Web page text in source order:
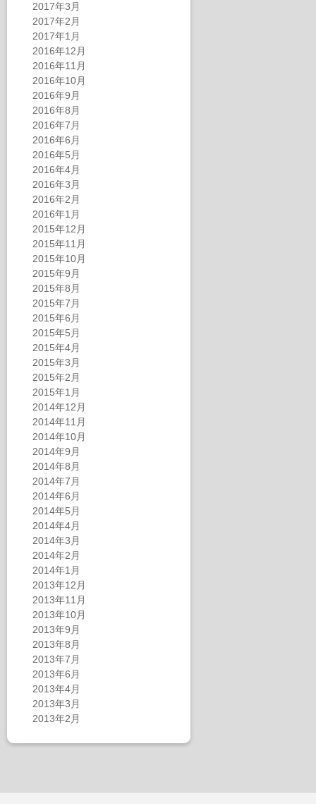
2017年3月
2017年2月
2017年1月
2016年12月
2016年11月
2016年10月
2016年9月
2016年8月
2016年7月
2016年6月
2016年5月
2016年4月
2016年3月
2016年2月
2016年1月
2015年12月
2015年11月
2015年10月
2015年9月
2015年8月
2015年7月
2015年6月
2015年5月
2015年4月
2015年3月
2015年2月
2015年1月
2014年12月
2014年11月
2014年10月
2014年9月
2014年8月
2014年7月
2014年6月
2014年5月
2014年4月
2014年3月
2014年2月
2014年1月
2013年12月
2013年11月
2013年10月
2013年9月
2013年8月
2013年7月
2013年6月
2013年4月
2013年3月
2013年2月